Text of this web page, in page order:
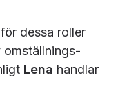
dessa roller
omställnings-
Lena handlar